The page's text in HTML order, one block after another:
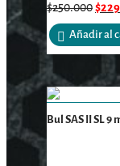
$250.000$
Añadir al
Bul SAS II SL 9